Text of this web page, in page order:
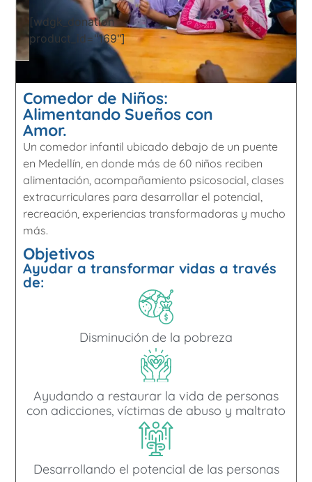
Comedor de Niños:
Alimentando Sueños con
Amor.
Un comedor infantil ubicado debajo de un puente
en Medellín, en donde más de 60 niños reciben
alimentación, acompañamiento psicosocial, clases
extracurriculares para desarrollar el potencial,
recreación, experiencias transformadoras y mucho
más.
Objetivos
Ayudar a transformar vidas a través
de:
Disminución de la pobreza
Ayudando a restaurar la vida de personas
con adicciones, víctimas de abuso y maltrato
Desarrollando el potencial de las personas
[wdgk_donation
product_id="169"]